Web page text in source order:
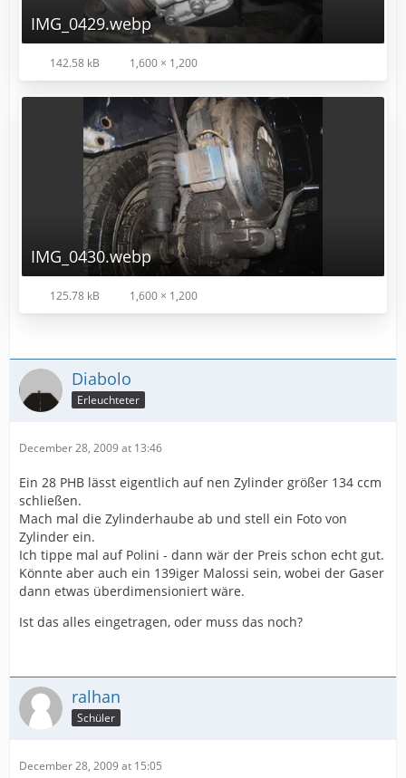
IMG_0429.webp
142.58 kB 1,600 × 1,200
IMG_0430.webp
125.78 kB 1,600 × 1,200
Diabolo
Erleuchteter
December 28, 2009 at 13:46
Ein 28 PHB lässt eigentlich auf nen Zylinder größer 134 ccm
schließen.
Mach mal die Zylinderhaube ab und stell ein Foto von
Zylinder ein.
Ich tippe mal auf Polini - dann wär der Preis schon echt gut.
Könnte aber auch ein 139iger Malossi sein, wobei der Gaser
dann etwas überdimensioniert wäre.
Ist das alles eingetragen, oder muss das noch?
ralhan
Schüler
December 28, 2009 at 15:05